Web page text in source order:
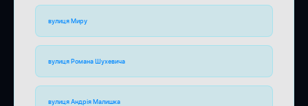
вулиця Миру
вулиця Романа Шухевича
вулиця Андрія Малишка